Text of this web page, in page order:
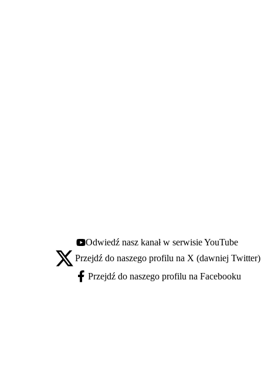
Youtube - otwiera się w nowej karcie
Odwiedź nasz kanał w serwisie YouTube
X - otwiera się w nowej karcie
Przejdź do naszego profilu na X (dawniej Twitter)
Facebook - otwiera się w nowej karcie
Przejdź do naszego profilu na Facebooku